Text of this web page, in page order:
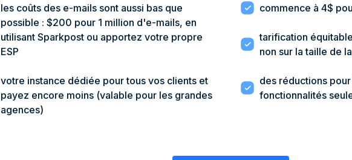
les coûts des e-mails sont aussi bas que
possible : $200 pour 1 million d'e-mails, en
utilisant Sparkpost ou apportez votre propre
ESP
votre instance dédiée pour tous vos clients et
payez encore moins (valable pour les grandes
agences)
commence à 4$
tarification
non sur la taille de
des réductions
fonctionnalités